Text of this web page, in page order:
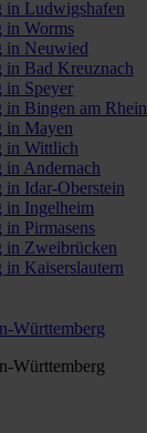
in Ludwigshafen
in Worms
in Neuwied
in Bad Kreuznach
in Speyer
in Bingen am Rhein
in Mayen
in Wittlich
in Andernach
in Idar-Oberstein
in Ingelheim
Pirmasens
in Zweibrücken
Kaiserslautern
Württemberg
Württemberg